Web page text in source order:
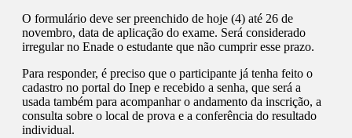
O formulário deve ser preenchido de hoje (4) até 26 de
novembro, data de aplicação do exame. Será considerado
irregular no Enade o estudante que não cumprir esse prazo.
Para responder, é preciso que o participante já tenha feito o
cadastro no portal do Inep e recebido a senha, que será a
usada também para acompanhar o andamento da inscrição, a
consulta sobre o local de prova e a conferência do resultado
individual.